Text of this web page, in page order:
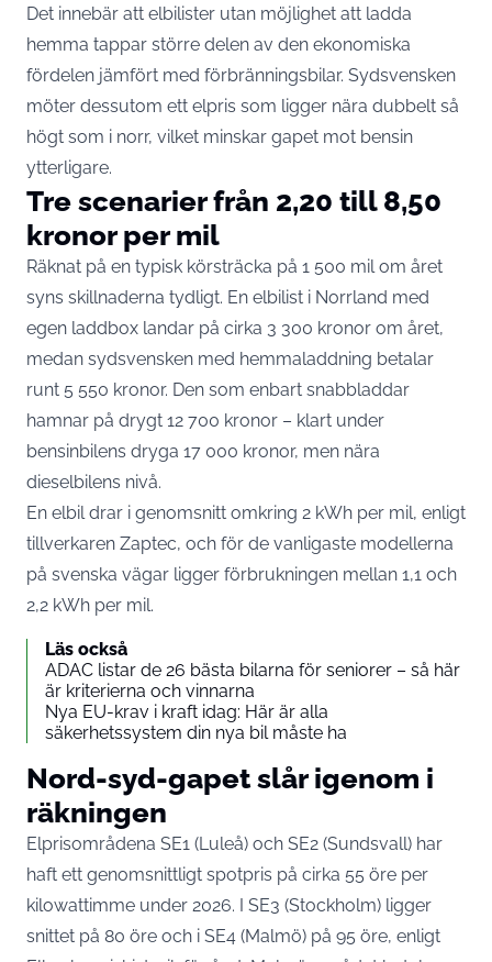
Det innebär att elbilister utan möjlighet att ladda
hemma tappar större delen av den ekonomiska
fördelen jämfört med förbränningsbilar. Sydsvensken
möter dessutom ett elpris som ligger nära dubbelt så
högt som i norr, vilket minskar gapet mot bensin
ytterligare.
Tre scenarier från 2,20 till 8,50
kronor per mil
Räknat på en typisk körsträcka på 1 500 mil om året
syns skillnaderna tydligt. En elbilist i Norrland med
egen laddbox landar på cirka 3 300 kronor om året,
medan sydsvensken med hemmaladdning betalar
runt 5 550 kronor. Den som enbart snabbladdar
hamnar på drygt 12 700 kronor – klart under
bensinbilens dryga 17 000 kronor, men nära
dieselbilens nivå.
En elbil drar i genomsnitt omkring 2 kWh per mil, enligt
tillverkaren Zaptec, och för de vanligaste modellerna
på svenska vägar ligger förbrukningen mellan 1,1 och
2,2 kWh per mil.
Läs också
ADAC listar de 26 bästa bilarna för seniorer – så här
är kriterierna och vinnarna
Nya EU-krav i kraft idag: Här är alla
säkerhetssystem din nya bil måste ha
Nord-syd-gapet slår igenom i
räkningen
Elprisområdena SE1 (Luleå) och SE2 (Sundsvall) har
haft ett genomsnittligt spotpris på cirka 55 öre per
kilowattimme under 2026. I SE3 (Stockholm) ligger
snittet på 80 öre och i SE4 (Malmö) på 95 öre, enligt